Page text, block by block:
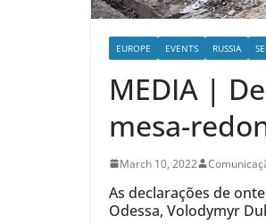
EUROPE EVENTS RUSSIA
MEDIA |
mesa-
March 10, 2022
As declarações de
Odessa, Volodymyr